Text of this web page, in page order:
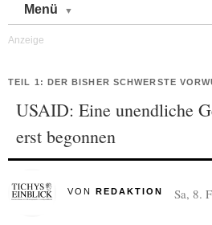
Menü
TEIL 1: DER BISHER SCHWERSTE
USAID: Eine unendliche
erst begonnen
VON REDAKTION Sa, 8.